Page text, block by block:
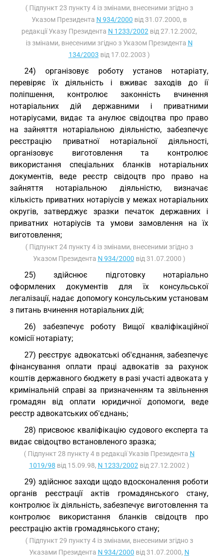
( Підпункт 23 пункту 4 із змінами, внесеними згідно з
Указом Президента N 934/2000 від 31.07.2000, в
редакції Указу Президента N 1233/2002 від 27.12.2002,
із змінами, внесеними згідно з Указом Президента N
134/2003 від 17.02.2003 )
24) організовує роботу установ нотаріату,
перевіряє їх діяльність і вживає заходів до ії
поліпшення, контролює законність вчинення
нотаріальних дій державними і приватними
нотаріусами, видає та анулює свідоцтва про право
на зайняття нотаріальною діяльністю, забезпечує
реєстрацію приватної нотаріальної діяльності,
організовує виготовлення та контролює
використання спеціальних бланків нотаріальних
документів, веде реєстр свідоцтв про право на
зайняття нотаріальною діяльністю, визначає
кількість приватних нотаріусів у межах нотаріальних
округів, затверджує зразки печаток державних і
приватних нотаріусів та умови замовлення на їх
виготовлення;
( Підпункт 24 пункту 4 із змінами, внесеними згідно з
Указом Президента N 934/2000 від 31.07.2000 )
25) здійснює підготовку нотаріально
оформлених документів для їх консульської
легалізації, надає допомогу консульським установам
з питань вчинення нотаріальних дій;
26) забезпечує роботу Вищої кваліфікаційної
комісії нотаріату;
27) реєструє адвокатські об'єднання, забезпечує
фінансування оплати праці адвокатів за рахунок
коштів державного бюджету в разі участі адвоката у
кримінальній справі за призначенням та звільнення
громадян від оплати юридичної допомоги, веде
реєстр адвокатських об'єднань;
28) присвоює кваліфікацію судового експерта та
видає свідоцтво встановленого зразка;
( Підпункт 28 пункту 4 в редакції Указів Президента N
1019/98 від 15.09.98, N 1233/2002 від 27.12.2002 )
29) здійснює заходи щодо вдосконалення роботи
органів реєстрації актів громадянського стану,
контролює їх діяльність, забезпечує виготовлення та
контролює використання бланків свідоцтв про
реєстрацію актів громадянського стану;
( Підпункт 29 пункту 4 із змінами, внесеними згідно з
Указами Президента N 934/2000 від 31.07.2000, N